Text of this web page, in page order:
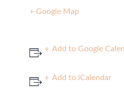
+ Google Map
Add to Google
Add to iCalendar